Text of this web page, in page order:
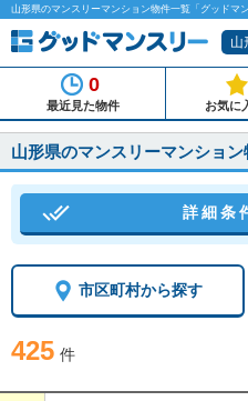
山形県のマンスリーマンション物件一覧「グッドマ
山
0
最近見た物件 お気に
山形県のマンスリーマンショ
done_all 詳細条
市区町村から探す
425 件